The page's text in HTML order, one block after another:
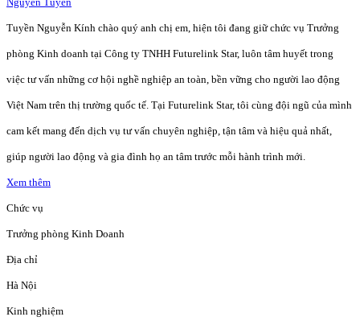
Tuyền Nguyễn Kính chào quý anh chị em, hiện tôi đang giữ chức vụ Trưởng
phòng Kinh doanh tại Công ty TNHH Futurelink Star, luôn tâm huyết trong
việc tư vấn những cơ hội nghề nghiệp an toàn, bền vững cho người lao động
Việt Nam trên thị trường quốc tế. Tại Futurelink Star, tôi cùng đội ngũ của mình
cam kết mang đến dịch vụ tư vấn chuyên nghiệp, tận tâm và hiệu quả nhất,
giúp người lao động và gia đình họ an tâm trước mỗi hành trình mới.
Xem thêm
Chức vụ
Trưởng phòng Kinh Doanh
Địa chỉ
Hà Nội
Kinh nghiệm